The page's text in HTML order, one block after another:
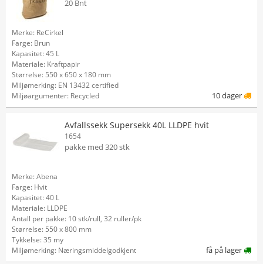
20 Bnt
Merke: ReCirkel
Farge: Brun
Kapasitet: 45 L
Materiale: Kraftpapir
Størrelse: 550 x 650 x 180 mm
Miljømerking: EN 13432 certified
Miljøargumenter: Recycled
10 dager
Avfallssekk Supersekk 40L LLDPE hvit
1654
pakke med 320 stk
Merke: Abena
Farge: Hvit
Kapasitet: 40 L
Materiale: LLDPE
Antall per pakke: 10 stk/rull, 32 ruller/pk
Størrelse: 550 x 800 mm
Tykkelse: 35 my
Miljømerking: Næringsmiddelgodkjent
få på lager